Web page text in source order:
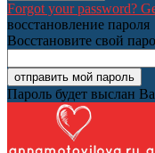
Forgot your password?
восстановление пароля
Восстановите свой
Пароль будет выслан